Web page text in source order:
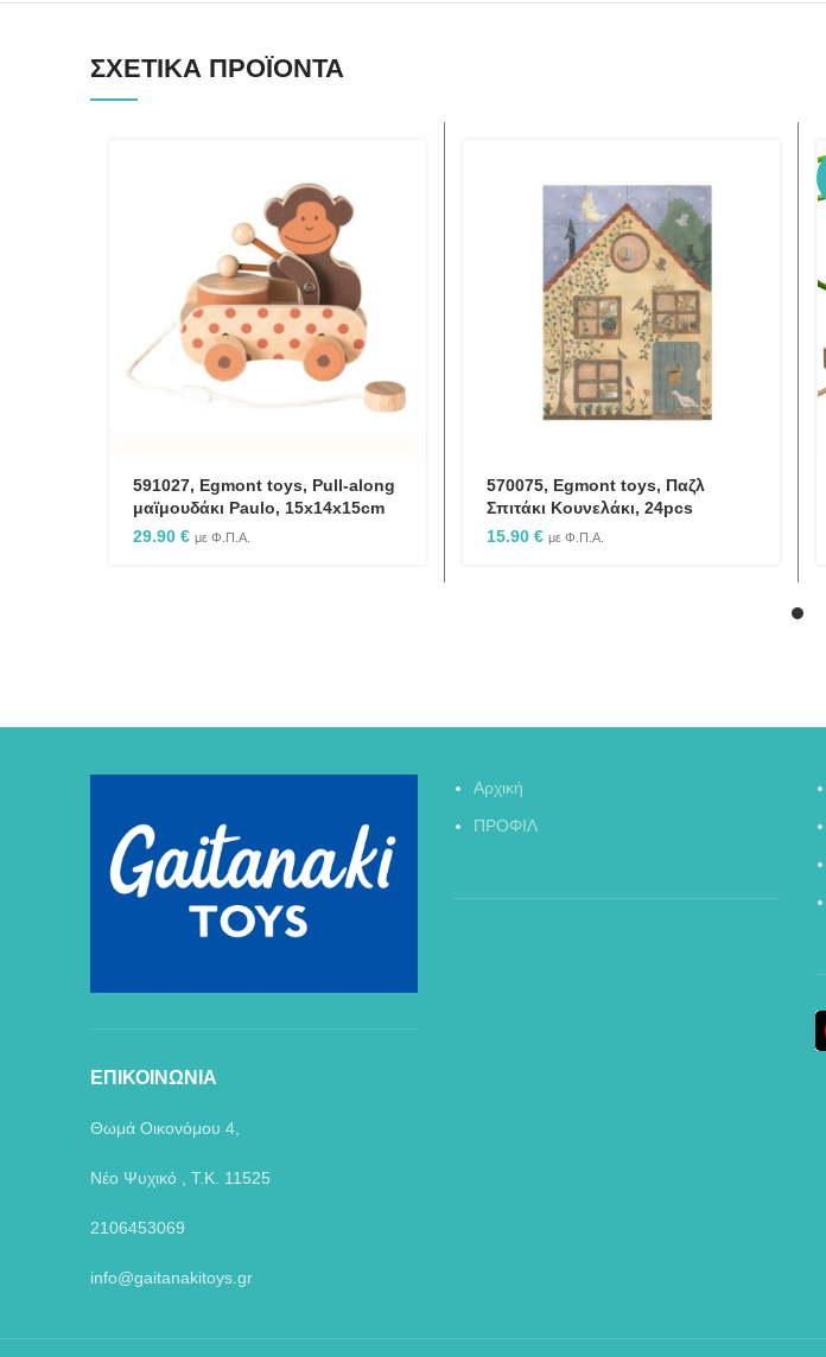
ΣΧΕΤΙΚΆ ΠΡΟΪΌΝΤΑ
591027, Egmont toys, Pull-along
μαϊμουδάκι Paulo, 15x14x15cm
29.90 € με Φ.Π.Α.
570075, Egmont toys, Παζλ
Σπιτάκι Κουνελάκι, 24pcs
15.90 € με Φ.Π.Α.
ΕΠΙΚΟΙΝΩΝΙΑ
Θωμά Οικονόμου 4,
Νέο Ψυχικό , Τ.Κ. 11525
2106453069
info@gaitanakitoys.gr
Αρχική
ΠΡΟΦΙΛ